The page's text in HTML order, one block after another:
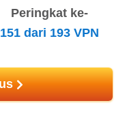
Peringkat ke-
151dari 193 VPN